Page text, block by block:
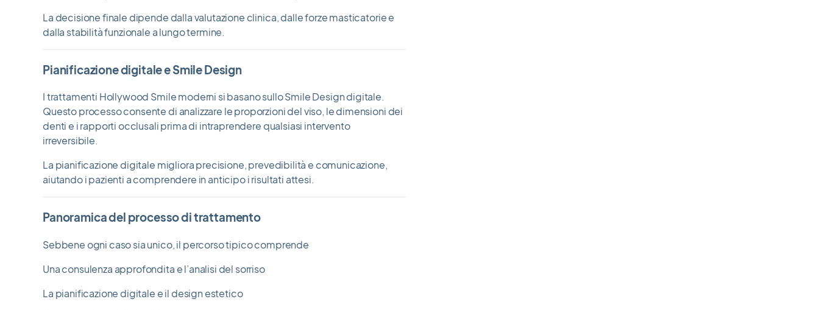
La decisione finale dipende dalla valutazione clinica, dalle forze masticatorie e
dalla stabilità funzionale a lungo termine.
Pianificazione digitale e Smile Design
I trattamenti Hollywood Smile moderni si basano sullo Smile Design digitale.
Questo processo consente di analizzare le proporzioni del viso, le dimensioni dei
denti e i rapporti occlusali prima di intraprendere qualsiasi intervento
irreversibile.
La pianificazione digitale migliora precisione, prevedibilità e comunicazione,
aiutando i pazienti a comprendere in anticipo i risultati attesi.
Panoramica del processo di trattamento
Sebbene ogni caso sia unico, il percorso tipico comprende
Una consulenza approfondita e l’analisi del sorriso
La pianificazione digitale e il design estetico